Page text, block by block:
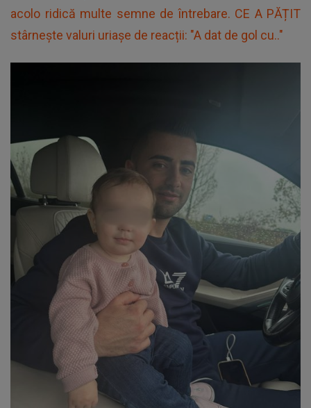
acolo ridică multe semne de întrebare. CE A PĂȚIT
stârnește valuri uriașe de reacții: "A dat de gol cu.."